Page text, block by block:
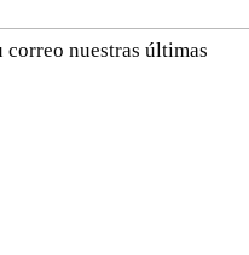
nuestras últimas